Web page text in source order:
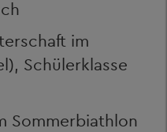
im
Schülerklasse
Sommerbiathlon